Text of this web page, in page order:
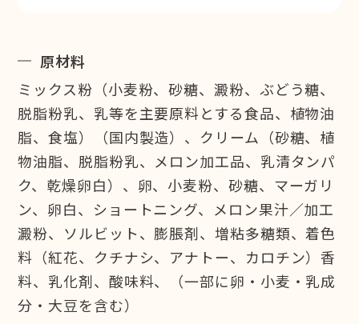
原材料
ミックス粉（小麦粉、砂糖、澱粉、ぶどう糖、
脱脂粉乳、乳等を主要原料とする食品、植物油
脂、食塩）（国内製造）、クリーム（砂糖、植
物油脂、脱脂粉乳、メロン加工品、乳清タンパ
ク、乾燥卵白）、卵、小麦粉、砂糖、マーガリ
ン、卵白、ショートニング、メロン果汁／加工
澱粉、ソルビット、膨脹剤、増粘多糖類、着色
料（紅花、クチナシ、アナトー、カロチン）香
料、乳化剤、酸味料、（一部に卵・小麦・乳成
分・大豆を含む）